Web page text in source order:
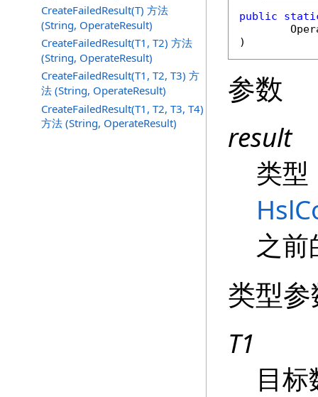
CreateFailedResult(T) 方法
(String, OperateResult)
CreateFailedResult(T1, T2) 方法
(String, OperateResult)
CreateFailedResult(T1, T2, T3) 方
法 (String, OperateResult)
CreateFailedResult(T1, T2, T3, T4)
方法 (String, OperateResult)
public
参数
result
类型
之前
类型
T1
目